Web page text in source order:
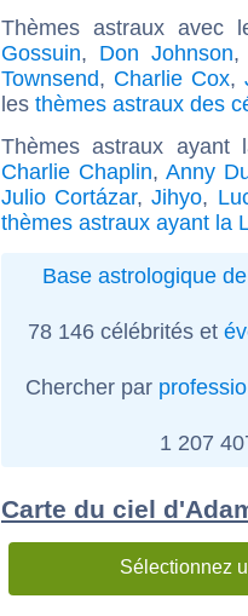
Thèmes astraux avec
Gossuin, Don Johnson
Townsend, Charlie Cox,
les thèmes astraux des
Thèmes astraux
Charlie Chaplin,Anny
Julio Cortázar,Jihyo,
thèmes astraux ayant la
Base astrologique
78 146 célébrités et
Chercher par
1 207
Carte du ciel
Sélectionnez